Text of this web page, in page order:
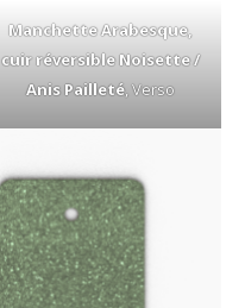
Manchette Arabesque,
cuir réversible Noisette /
Anis Pailleté, Verso